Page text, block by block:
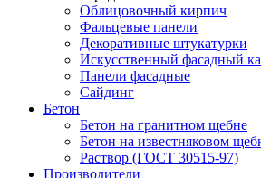
Облицовочный кирпич
Фальцевые панели
Декоративные штукатурки
Искусственный фасадный
Панели фасадные
Сайдинг
Бетон
Бетон на гранитном щебне
Бетон на известняковом
Раствор (ГОСТ 30515-97)
Производители